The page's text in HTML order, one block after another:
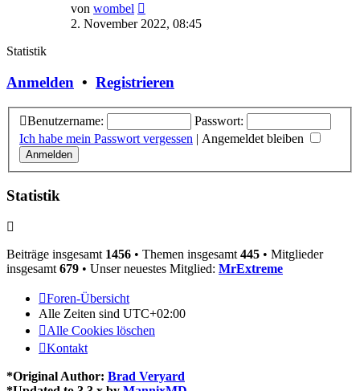
von wombel
Beitrag
2. November 2022, 08:45
Statistik
Anmelden • Registrieren
Benutzername:
Passwort:
Ich habe mein Passwort vergessen | Angemeldet bleiben
Statistik
Beiträge insgesamt 1456 • Themen insgesamt 445 • Mitglieder
insgesamt 679 • Unser neuestes Mitglied: MrExtreme
Foren-Übersicht
Alle Zeiten sind UTC+02:00
Alle Cookies löschen
Kontakt
*Original Author: Brad Veryard